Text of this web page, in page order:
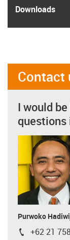
Downloads
Contact
I would
questions
Purwoko
igus-icon-
+62 21